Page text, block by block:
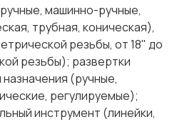
машинно-ручные,
трубная, коническая),
резьбы, от 18" до
резьбы); развертки
(ручные,
регулируемые);
инструмент (линейки,